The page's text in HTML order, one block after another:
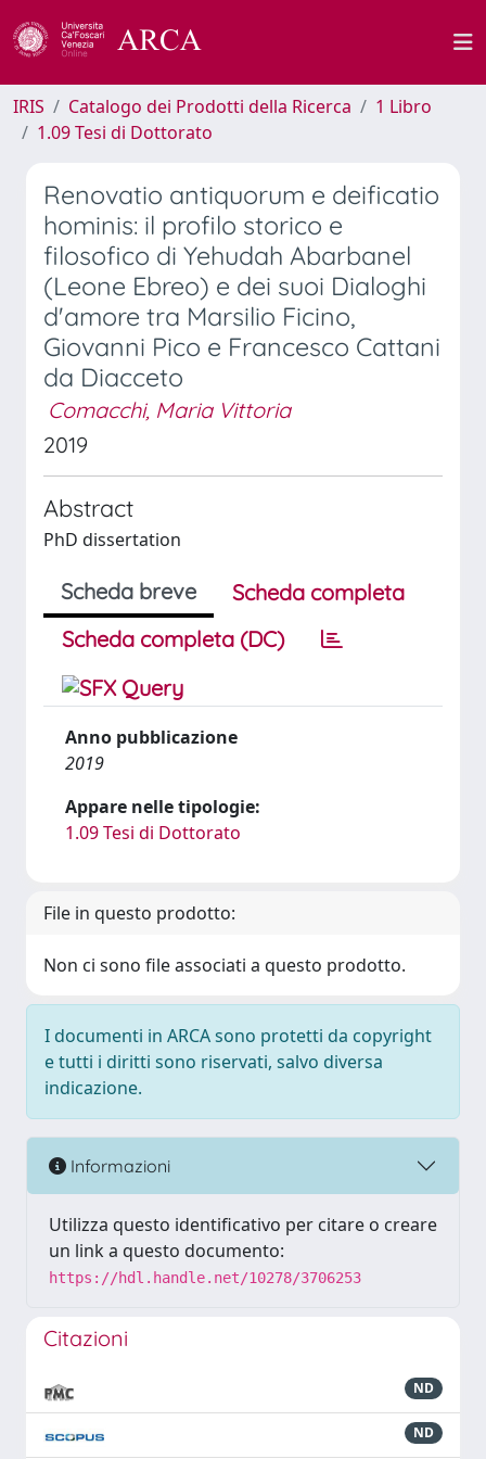
IRIS Catalogo dei Prodotti della Ricerca
1 Libro
1.09 Tesi di Dottorato
Renovatio antiquorum e deificatio
hominis: il profilo storico e
filosofico di Yehudah Abarbanel
(Leone Ebreo) e dei suoi Dialoghi
d'amore tra Marsilio Ficino,
Giovanni Pico e Francesco Cattani
da Diacceto
Comacchi, Maria Vittoria
2019
Abstract
PhD dissertation
Scheda breve
Scheda completa
Scheda completa (DC)
Anno pubblicazione
2019
Appare nelle tipologie:
1.09 Tesi di Dottorato
File in questo prodotto:
Non ci sono file associati a questo prodotto.
I documenti in ARCA sono protetti da copyright
e tutti i diritti sono riservati, salvo diversa
indicazione.
Informazioni
Utilizza questo identificativo per citare o creare
un link a questo documento:
https://hdl.handle.net/10278/3706253
Citazioni
ND
ND